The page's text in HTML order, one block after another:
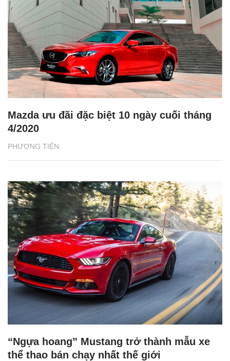
PHƯƠNG TIỆN
Mazda ưu đãi đặc biệt 10 ngày cuối tháng
4/2020
“Ngựa hoang” Mustang trở thành mẫu xe
thể thao bán chạy nhất thế giới